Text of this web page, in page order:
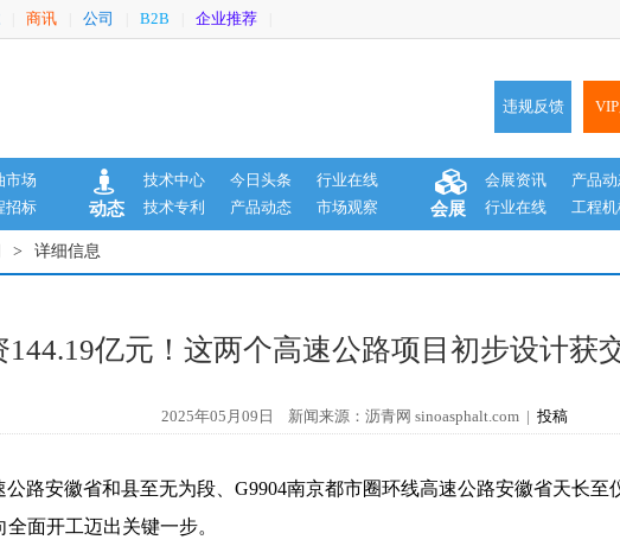
商讯 公司 B2B 企业推荐
违规反馈
市场
招标 动态
技术中心 今日头条
行业在线
技术专利
产品动态 市场观察 会展
会展资讯 产品
行业在线
工程机
> 详细信息
144.19亿元！这两个高速公路项目初步设计获
2025年05月09日 新闻来源：沥青网 sinoasphalt.com | 投稿
公路安徽省和县至无为段、G9904南京都市圈环线高速公路安徽省天长
面开工迈出关键一步。